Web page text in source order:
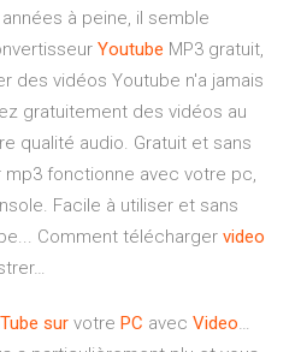
à peine, il semble
Youtube MP3 gratuit,
des vidéos Youtube n'a jamais
gratuitement des vidéos au
qualité audio. Gratuit et sans
mp3 fonctionne avec votre pc,
Facile à utiliser et sans
Comment télécharger video
sur votre PC avec Video…